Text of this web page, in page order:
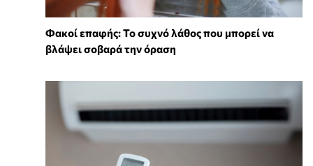
Φακοί επαφής: Το συχνό λάθος που μπορεί να
βλάψει σοβαρά την όραση